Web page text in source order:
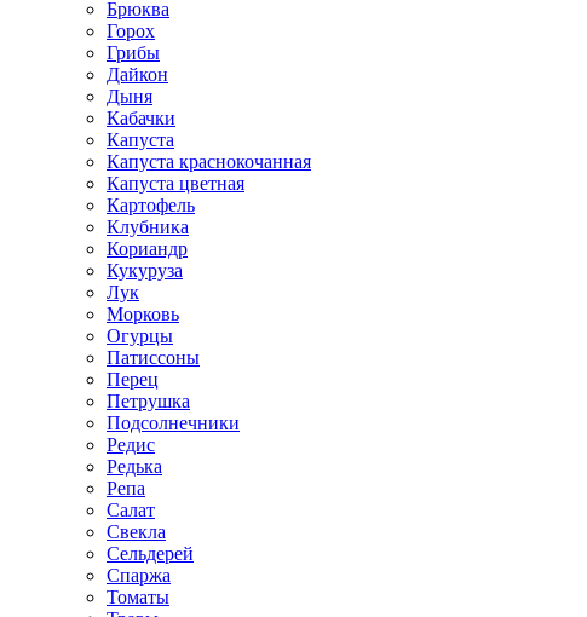
Брюква
Горох
Грибы
Дайкон
Дыня
Кабачки
Капуста
Капуста краснокочанная
Капуста цветная
Картофель
Клубника
Кориандр
Кукуруза
Лук
Морковь
Огурцы
Патиссоны
Перец
Петрушка
Подсолнечники
Редис
Редька
Репа
Салат
Свекла
Сельдерей
Спаржа
Томаты